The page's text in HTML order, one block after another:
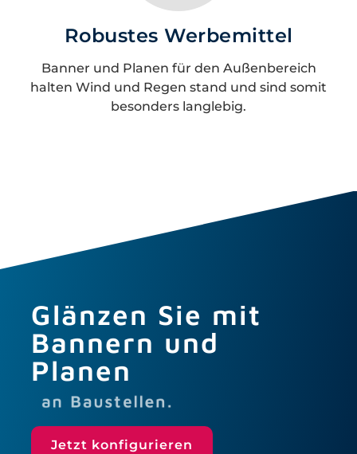
Robustes Werbemittel
Banner und Planen für den Außenbereich
halten Wind und Regen stand und sind somit
besonders langlebig.
Glänzen Sie mit
Bannern und
Planen
Jetzt konfigurieren